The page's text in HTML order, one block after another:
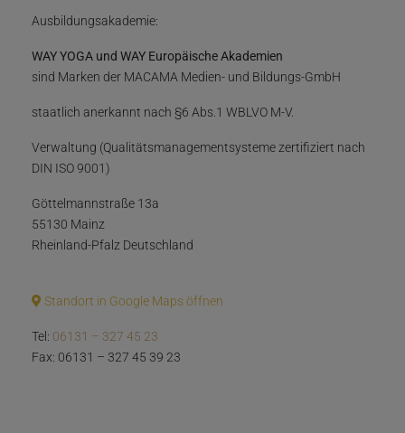
Ausbildungsakademie:
WAY YOGA und WAY Europäische Akademien
sind Marken der MACAMA Medien- und Bildungs-GmbH
staatlich anerkannt nach §6 Abs.1 WBLVO M-V.
Verwaltung (Qualitätsmanagementsysteme zertifiziert nach
DIN ISO 9001)
Göttelmannstraße 13a
55130 Mainz
Rheinland-Pfalz Deutschland
Standort in Google Maps öffnen
Tel: 06131 – 327 45 23
Fax: 06131 – 327 45 39 23